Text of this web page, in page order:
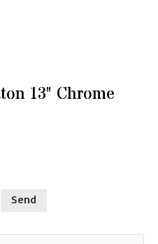
13" Chrome
Send